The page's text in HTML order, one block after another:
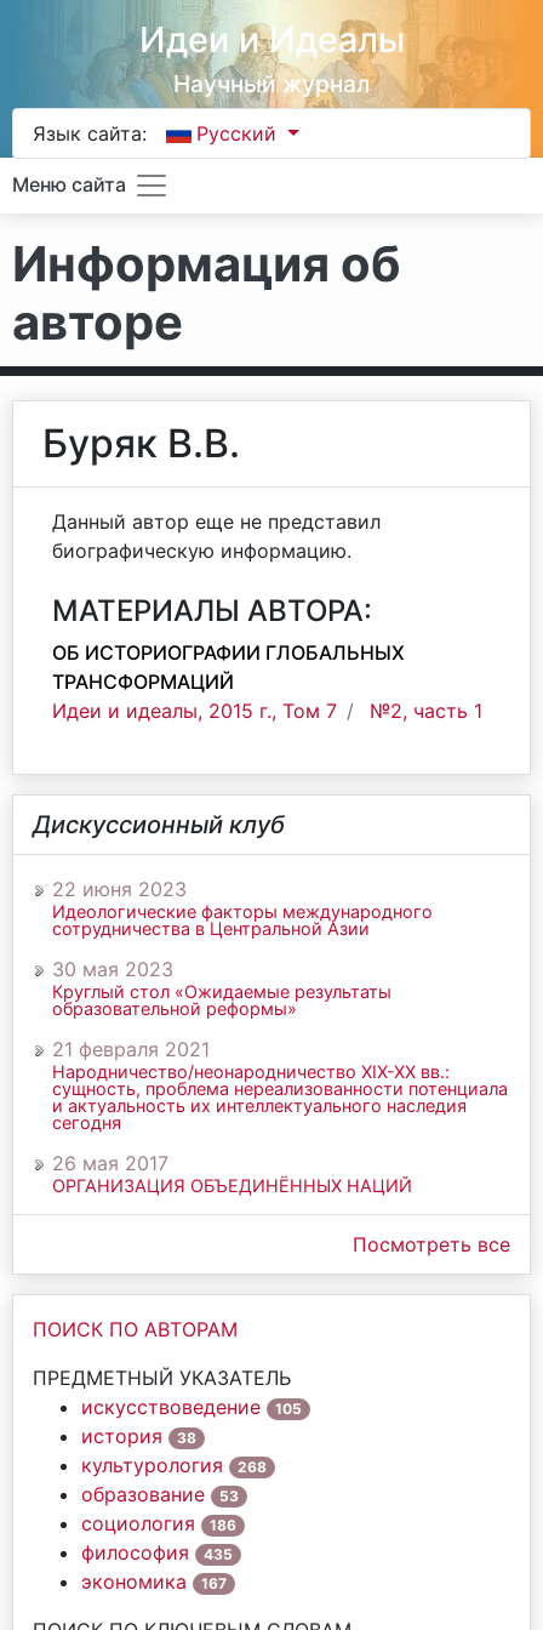
Идеи и Идеалы
Научный журнал
Язык сайта: Русский
Меню сайта
Информация об
авторе
Буряк В.В.
Данный автор еще не представил
биографическую информацию.
МАТЕРИАЛЫ АВТОРА:
ОБ ИСТОРИОГРАФИИ ГЛОБАЛЬНЫХ
ТРАНСФОРМАЦИЙ
Идеи и идеалы, 2015 г., Том 7
№2, часть 1
Дискуссионный клуб
22 июня 2023
Идеологические факторы международного
сотрудничества в Центральной Азии
30 мая 2023
Круглый стол «Ожидаемые результаты
образовательной реформы»
21 февраля 2021
Народничество/неонародничество ХIХ-ХХ вв.:
сущность, проблема нереализованности потенциала
и актуальность их интеллектуального наследия
сегодня
26 мая 2017
ОРГАНИЗАЦИЯ ОБЪЕДИНЁННЫХ НАЦИЙ
Посмотреть все
ПОИСК ПО АВТОРАМ
ПРЕДМЕТНЫЙ УКАЗАТЕЛЬ
искусствоведение
105
история 38
культурология 268
образование 53
социология 186
философия 435
экономика 167